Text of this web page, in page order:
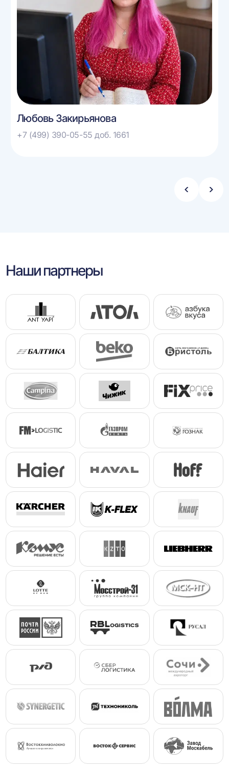
Любовь Закирьянова
+7 (499) 390-05-55 доб. 1661
Стрелка
Наши партнеры